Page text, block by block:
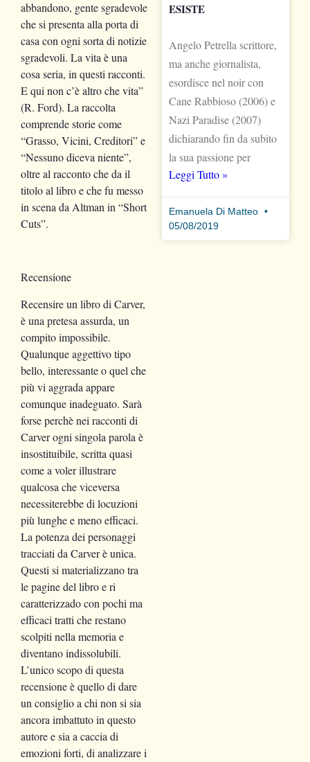
abbandono, gente sgradevole
che si presenta alla porta di
casa con ogni sorta di notizie
sgradevoli. La vita è una
cosa seria, in questi racconti.
E qui non c’è altro che vita”
(R. Ford). La raccolta
comprende storie come
“Grasso, Vicini, Creditori” e
“Nessuno diceva niente”,
oltre al racconto che da il
titolo al libro e che fu messo
in scena da Altman in “Short
Cuts”.
Recensione
Recensire un libro di Carver,
è una pretesa assurda, un
compito impossibile.
Qualunque aggettivo tipo
bello, interessante o quel che
più vi aggrada appare
comunque inadeguato. Sarà
forse perchè nei racconti di
Carver ogni singola parola è
insostituibile, scritta quasi
come a voler illustrare
qualcosa che viceversa
necessiterebbe di locuzioni
più lunghe e meno efficaci.
La potenza dei personaggi
tracciati da Carver è unica.
Questi si materializzano tra
le pagine del libro e ri
caratterizzado con pochi ma
efficaci tratti che restano
scolpiti nella memoria e
diventano indissolubili.
L’unico scopo di questa
recensione è quello di dare
un consiglio a chi non si sia
ancora imbattuto in questo
autore e sia a caccia di
emozioni forti, di analizzare i
ESISTE
Angelo Petrella scrittore,
ma anche giornalista,
esordisce nel noir con
Cane Rabbioso (2006) e
Nazi Paradise (2007)
dichiarando fin da subito
la sua passione per
Leggi Tutto »
Emanuela Di Matteo
05/08/2019